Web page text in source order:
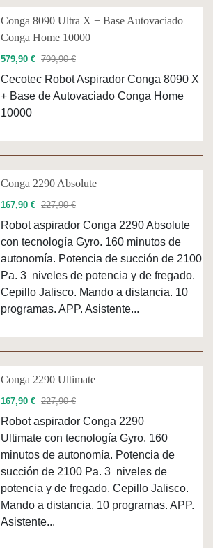
Conga 8090 Ultra X + Base Autovaciado
Conga Home 10000
579,90 € 799,90 €
Cecotec Robot Aspirador Conga 8090 X
+ Base de Autovaciado Conga Home
10000
Conga 2290 Absolute
167,90 € 227,90 €
Robot aspirador Conga 2290 Absolute
con tecnología Gyro. 160 minutos de
autonomía. Potencia de succión de 2100
Pa. 3 niveles de potencia y de fregado.
Cepillo Jalisco. Mando a distancia. 10
programas. APP. Asistente...
Conga 2290 Ultimate
167,90 € 227,90 €
Robot aspirador Conga 2290
Ultimate con tecnología Gyro. 160
minutos de autonomía. Potencia de
succión de 2100 Pa. 3 niveles de
potencia y de fregado. Cepillo Jalisco.
Mando a distancia. 10 programas. APP.
Asistente...